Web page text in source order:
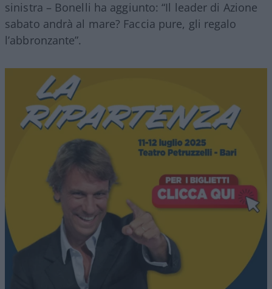
sinistra – Bonelli ha aggiunto: “Il leader di Azione
sabato andrà al mare? Faccia pure, gli regalo
l’abbronzante”.